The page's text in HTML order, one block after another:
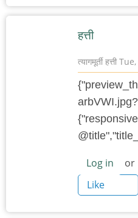
हत्ती
त्यागमूर्ती हत्ती
Log in or
Like